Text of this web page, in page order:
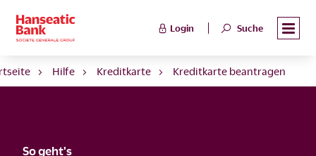
Login Suche
Hilfe Kreditkarte Kreditkarte beantragen
So geht's